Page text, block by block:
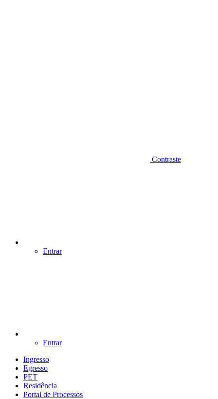
Contraste
Entrar
Entrar
Ingresso
Egresso
PET
Residência
Portal de Processos